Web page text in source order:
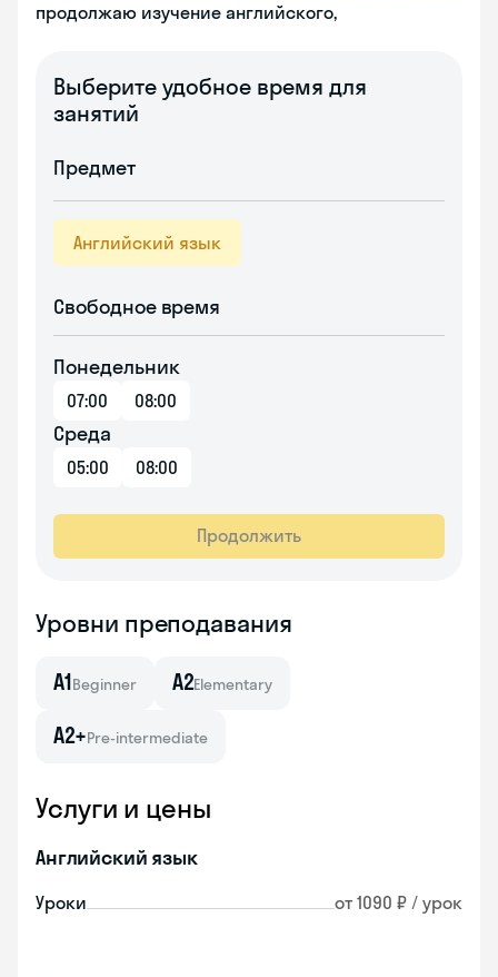
продолжаю изучение английского,
Выберите удобное время для
занятий
Предмет
Английский язык
Свободное время
Понедельник
07:00 08:00
Среда
05:00 08:00
Продолжить
Уровни преподавания
A1Beginner A2Elementary
A2+Pre-intermediate
Услуги и цены
Английский язык
Уроки от 1090 ₽ / урок